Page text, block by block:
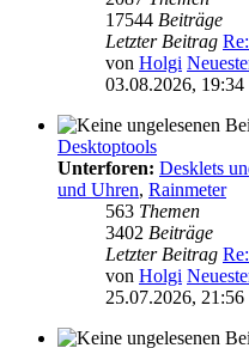
17544 Beiträge
Letzter Beitrag
von Holgi
03.08.2026, 19:34
Desktoptools
Unterforen: Desklets
und Uhren, Rainmeter
563 Themen
3402 Beiträge
Letzter Beitrag
von Holgi
25.07.2026, 21:56